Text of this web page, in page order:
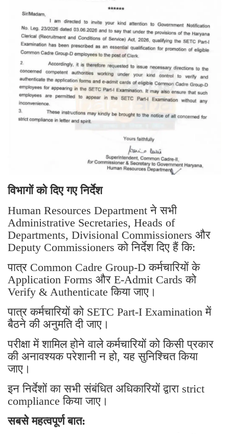
विभागों को दिए गए निर्देश
Human Resources Department ने सभी
Administrative Secretaries, Heads of
Departments, Divisional Commissioners और
Deputy Commissioners को निर्देश दिए हैं कि:
पात्र Common Cadre Group-D कर्मचारियों के
Application Forms और E-Admit Cards को
Verify & Authenticate किया जाए।
पात्र कर्मचारियों को SETC Part-I Examination में
बैठने की अनुमति दी जाए।
परीक्षा में शामिल होने वाले कर्मचारियों को किसी प्रकार
की अनावश्यक परेशानी न हो, यह सुनिश्चित किया
जाए।
इन निर्देशों का सभी संबंधित अधिकारियों द्वारा strict
compliance किया जाए।
सबसे महत्वपूर्ण बात: